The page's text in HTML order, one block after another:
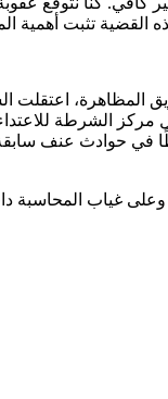
في حوادث عنف